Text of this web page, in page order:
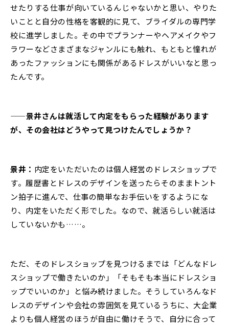
せたりする仕事が向いているんじゃないかと思い、やりた
いことと自分の性格を客観的に見て、ブライダルの専門学
校に進学しました。その中でプランナーやヘアメイクやフ
ラワーなどさまざまなジャンルにも触れ、もともと憧れが
あったファッションにも関係があるドレスがいいなと思っ
たんです。
——景井さんは就活して内定をもらった経験があります
が、その会社はどうやって見つけたんでしょうか？
景井： 内定をいただいたのは個人経営のドレスショップで
す。履歴書とドレスのデザインを送ったらそのままトント
ン拍子に進んで、仕事の簡単なお手伝いをするようにな
り、内定をいただく形でした。なので、就活らしい就活は
していないかも……。
ただ、そのドレスショップを見つけるまでは「どんなドレ
スショップで働きたいのか」「そもそも本当にドレスショ
ップでいいのか」と悩み続けました。そうしていろんなド
レスのデザインや会社の雰囲気を見ているうちに、大企業
よりも個人経営のほうが自由に働けそうで、自分に合って